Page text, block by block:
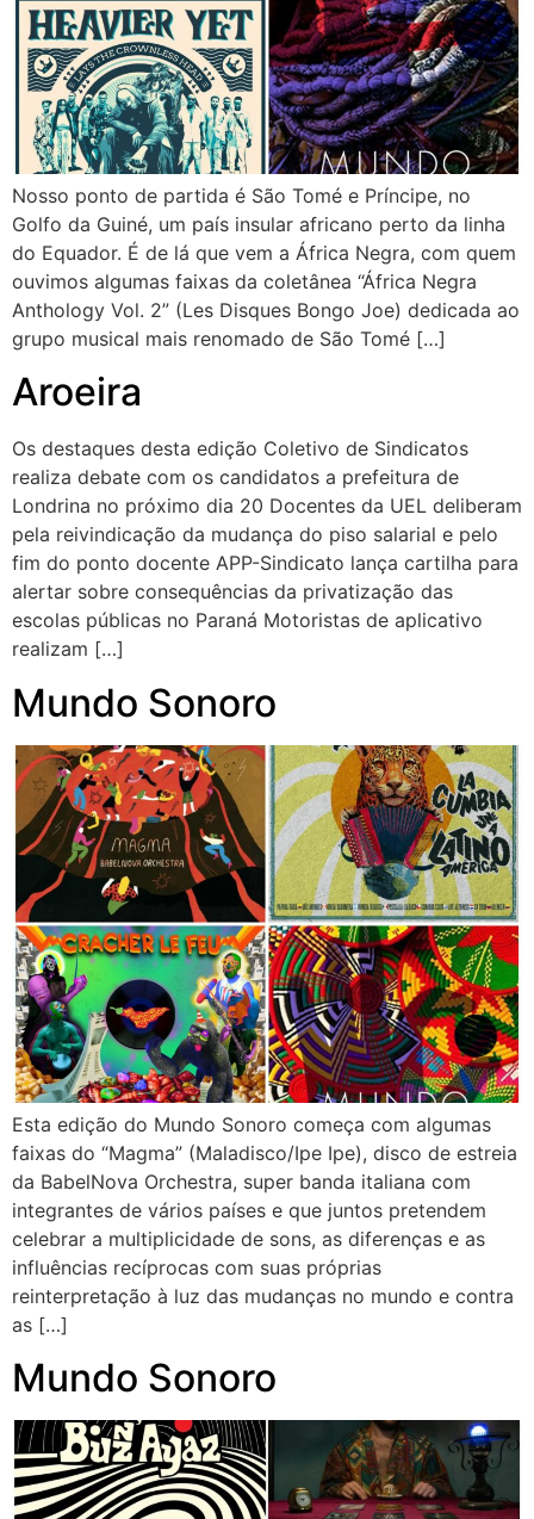
Nosso ponto de partida é São Tomé e Príncipe, no
Golfo da Guiné, um país insular africano perto da linha
do Equador. É de lá que vem a África Negra, com quem
ouvimos algumas faixas da coletânea “África Negra
Anthology Vol. 2” (Les Disques Bongo Joe) dedicada ao
grupo musical mais renomado de São Tomé […]
Aroeira
Os destaques desta edição Coletivo de Sindicatos
realiza debate com os candidatos a prefeitura de
Londrina no próximo dia 20 Docentes da UEL deliberam
pela reivindicação da mudança do piso salarial e pelo
fim do ponto docente APP-Sindicato lança cartilha para
alertar sobre consequências da privatização das
escolas públicas no Paraná Motoristas de aplicativo
realizam […]
Mundo Sonoro
Esta edição do Mundo Sonoro começa com algumas
faixas do “Magma” (Maladisco/Ipe Ipe), disco de estreia
da BabelNova Orchestra, super banda italiana com
integrantes de vários países e que juntos pretendem
celebrar a multiplicidade de sons, as diferenças e as
influências recíprocas com suas próprias
reinterpretação à luz das mudanças no mundo e contra
as […]
Mundo Sonoro